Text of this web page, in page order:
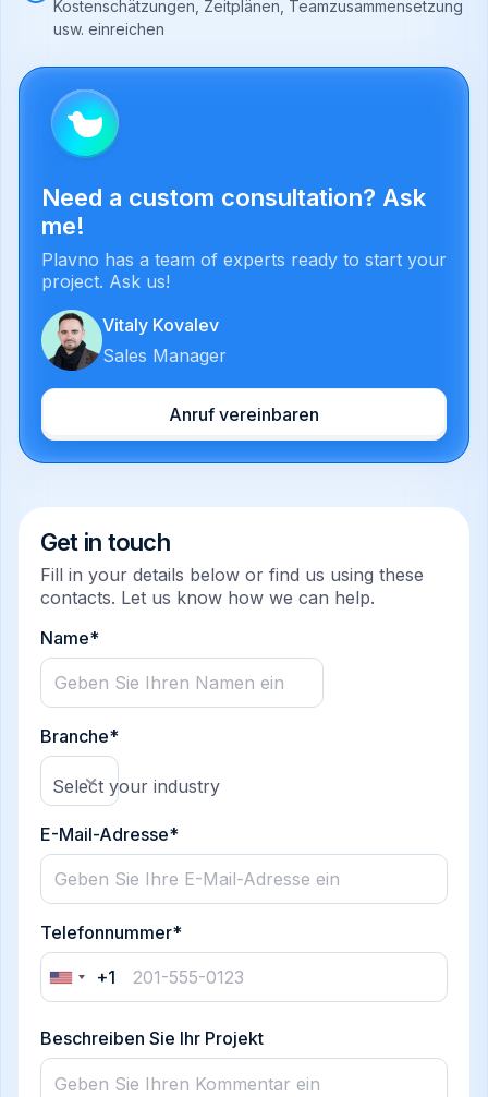
Kostenschätzungen, Zeitplänen, Teamzusammensetzung
usw. einreichen
Need a custom consultation? Ask
me!
Plavno has a team of experts ready to start your
project. Ask us!
Vitaly Kovalev
Sales Manager
Anruf vereinbaren
Get in touch
Fill in your details below or find us using these
contacts. Let us know how we can help.
Name*
Branche*
Select your industry
E-Mail-Adresse*
Telefonnummer*
United
States
+1
Beschreiben Sie Ihr Projekt